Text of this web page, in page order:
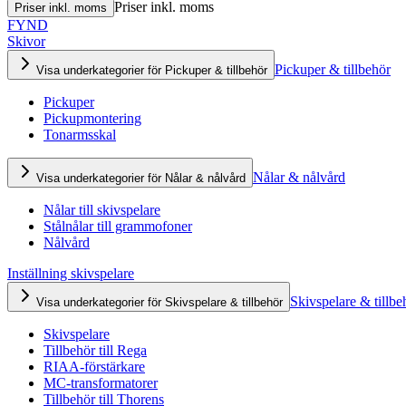
Priser inkl. moms Priser inkl. moms
FYND
Skivor
Visa underkategorier för Pickuper & tillbehör Pickuper & tillbehör
Pickuper
Pickupmontering
Tonarmsskal
Visa underkategorier för Nålar & nålvård Nålar & nålvård
Nålar till skivspelare
Stålnålar till grammofoner
Nålvård
Inställning skivspelare
Visa underkategorier för Skivspelare & tillbehör Skivspelare &
Skivspelare
Tillbehör till Rega
RIAA-förstärkare
MC-transformatorer
Tillbehör till Thorens